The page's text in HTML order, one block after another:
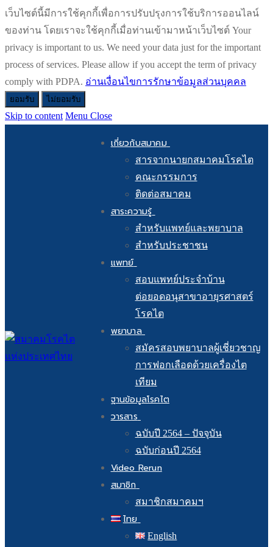
เว็บไซต์นี้มีการใช้คุกกี้เพื่อการปรับปรุงการใช้บริการออนไลน์
ของท่าน โดยเราจะใช้คุกกี้เมื่อท่านเข้ามาหน้าเว็บไซต์ Your
privacy is important to us. We need your data just for the important
process of services. Please allow if you accept the term of privacy
comply with PDPA. อ่านเงื่อนไขการรักษาข้อมูลส่วนบุคคล
ยอมรับ ไม่ยอมรับ
Skip to content Menu Close
เกี่ยวกับสมาคม
สารจากนายกสมาคมโรคไต
คณะกรรมการ
ติดต่อสมาคม
สาระความรู้
สำหรับแพทย์และพยาบาล
สำหรับประชาชน
แพทย์
สอบแพทย์ประจำบ้าน
ต่อยอดอนุสาขาอายุรศาสตร์
โรคไต
พยาบาล
สมัครสอบพยาบาลผู้เชี่ยวชาญ
การฟอกเลือดด้วยเครื่องไต
เทียม
ฐานข้อมูลโรคไต
วารสาร
ฉบับปี 2564 – ปัจจุบัน
ฉบับก่อนปี 2564
Video Rerun
สมาชิก
สมาชิกสมาคมฯ
ไทย
English